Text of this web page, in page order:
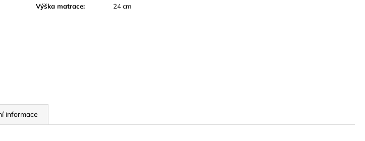
Výška matrace: 24 cm
informace